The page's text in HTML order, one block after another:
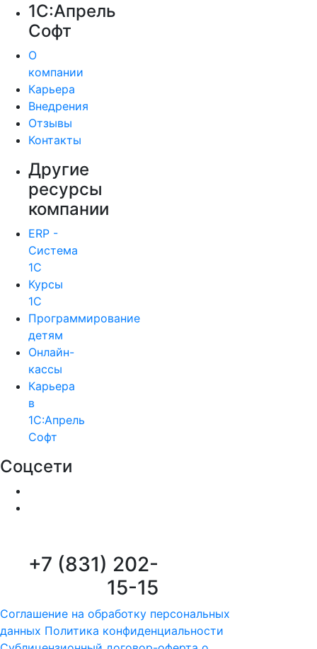
1С:Апрель
Софт
О
компании
Карьера
Внедрения
Отзывы
Контакты
Другие
ресурсы
компании
ERP -
Система
1С
Курсы
1С
Программирование
детям
Онлайн-
кассы
Карьера
в
1С:Апрель
Софт
Соцсети
+7 (831) 202-
15-15
Соглашение на обработку персональных
данных Политика конфиденциальности